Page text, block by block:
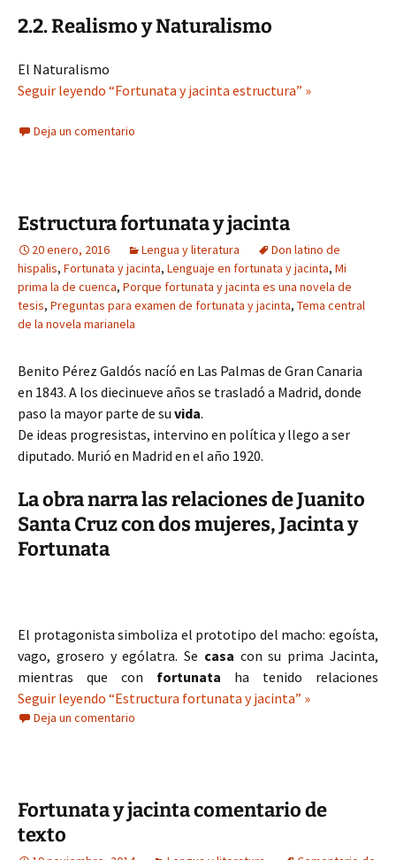
2.2. Realismo y Naturalismo
El Naturalismo
Seguir leyendo “Fortunata y jacinta estructura” »
Deja un comentario
Estructura fortunata y jacinta
20 enero, 2016 Lengua y literatura
Don latino de
hispalis, Fortunata y jacinta, Lenguaje en fortunata y jacinta, Mi
prima la de cuenca, Porque fortunata y jacinta es una novela de
tesis, Preguntas para examen de fortunata y jacinta, Tema central
de la novela marianela
Benito Pérez Galdós nacíó en Las Palmas de Gran Canaria
en 1843. A los diecinueve años se trasladó a Madrid, donde
paso la mayor parte de su vida.
De ideas progresistas, intervino en política y llego a ser
diputado. Murió en Madrid en el año 1920.
La obra narra las relaciones de Juanito
Santa Cruz con dos mujeres, Jacinta y
Fortunata
El protagonista simboliza el prototipo del macho: egoísta,
vago, grosero y ególatra. Se casa con su prima Jacinta,
mientras que con fortunata ha tenido relaciones
Seguir leyendo “Estructura fortunata y jacinta” »
Deja un comentario
Fortunata y jacinta comentario de
texto